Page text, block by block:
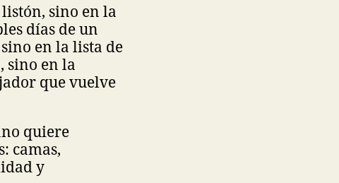
sino en la
días de un
en la lista de
sino en la
que vuelve
quiere
camas,
y